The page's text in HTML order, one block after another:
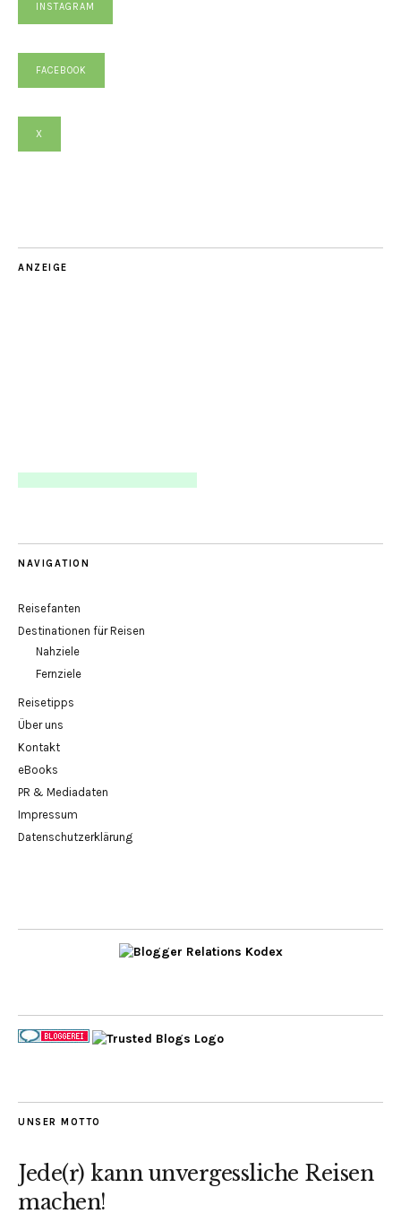
INSTAGRAM
FACEBOOK
X
ANZEIGE
NAVIGATION
Reisefanten
Destinationen für Reisen
Nahziele
Fernziele
Reisetipps
Über uns
Kontakt
eBooks
PR & Mediadaten
Impressum
Datenschutzerklärung
UNSER MOTTO
Jede(r) kann unvergessliche Reisen
machen!